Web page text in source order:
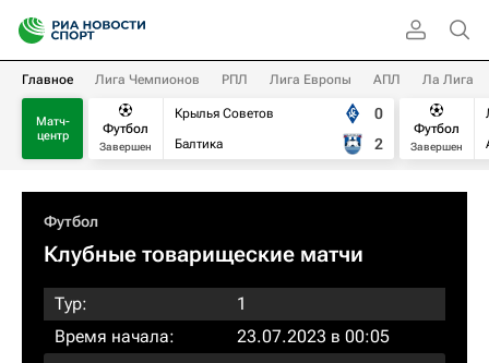
Главное Лига Чемпионов РПЛ Лига Европы АПЛ Ла Лига
Матч-
центр
Футбол
Завершен
Крылья Советов
Балтика
0
2
Футбол
Завершен
Футбол
Клубные товарищеские матчи
Тур:
1
Время начала:
23.07.2023 в 00:05